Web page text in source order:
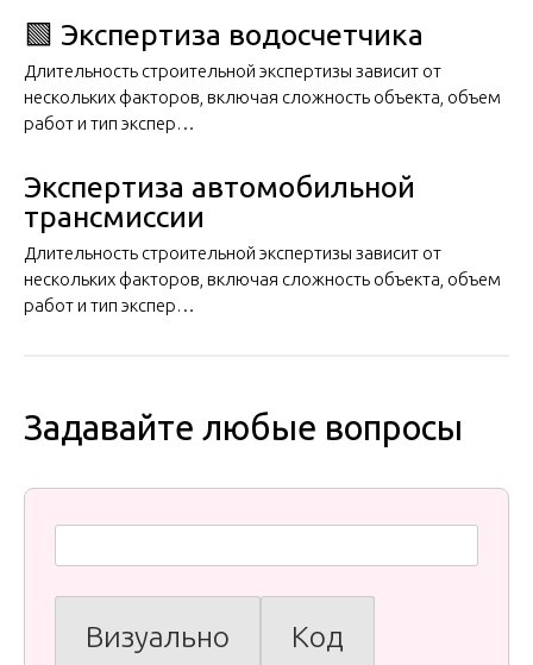
🟩 Экспертиза водосчетчика
Длительность строительной экспертизы зависит от
нескольких факторов, включая сложность объекта, объем
работ и тип экспер…
Экспертиза автомобильной
трансмиссии
Длительность строительной экспертизы зависит от
нескольких факторов, включая сложность объекта, объем
работ и тип экспер…
Задавайте любые вопросы
Визуально Код